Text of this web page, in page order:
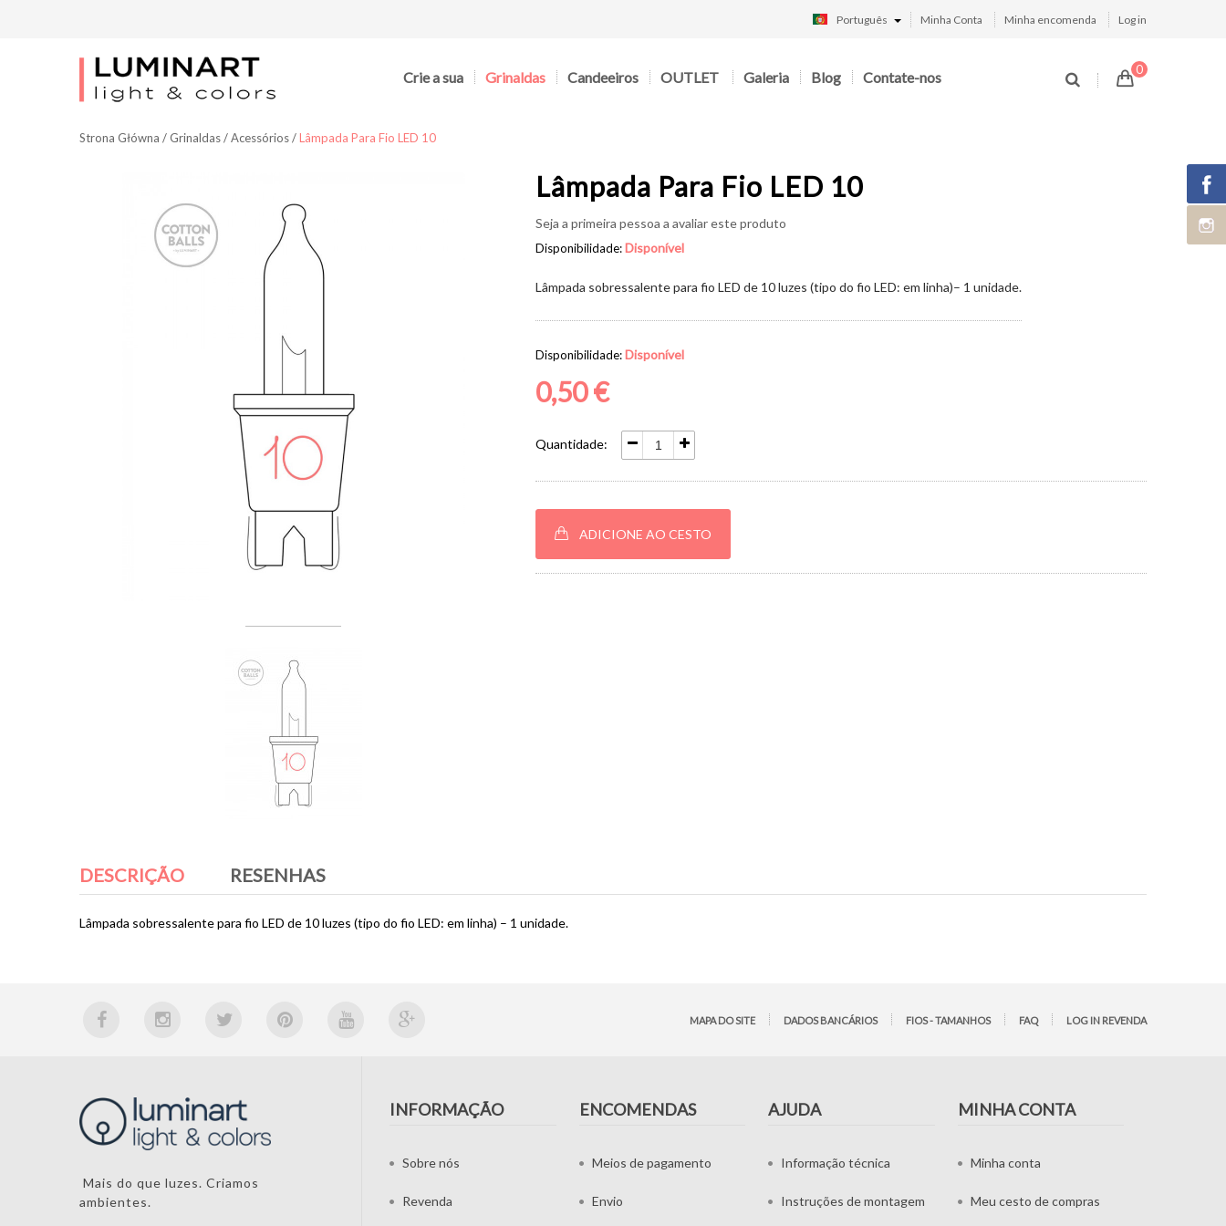
Minha Conta Minha encomenda Log in
Português
0
Crie a sua Grinaldas Candeeiros OUTLET Galeria Blog Contate-nos
Strona Główna / Grinaldas/Acessórios/Lâmpada Para Fio LED 10
Lâmpada Para Fio LED 10
Seja a primeira pessoa a avaliar este produto
Disponibilidade:Disponível
Lâmpada sobressalente para fio LED de 10 luzes (tipo do fio LED: em linha)– 1 unidade.
Disponibilidade:Disponível
0,50 €
Quantidade:
ADICIONE AO CESTO
DESCRIÇÃO RESENHAS
Lâmpada sobressalente para fio LED de 10 luzes (tipo do fio LED: em linha) – 1 unidade.
MAPA DO SITE DADOS BANCÁRIOS FIOS - TAMANHOS FAQ LOG IN REVENDA
Mais do que luzes. Criamos
ambientes.
INFORMAÇÃO
Sobre nós
Revenda
ENCOMENDAS
Meios de pagamento
Envio
AJUDA
Informação técnica
Instruções de montagem
MINHA CONTA
Minha conta
Meu cesto de compras